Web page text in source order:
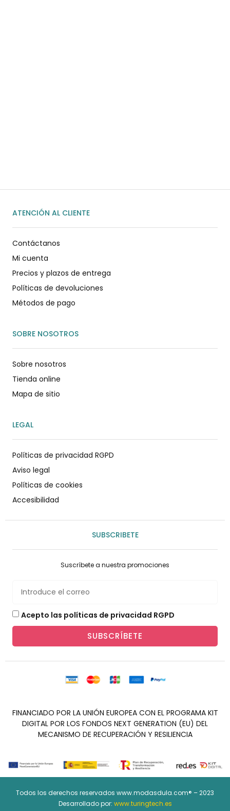
ATENCIÓN AL CLIENTE
Contáctanos
Mi cuenta
Precios y plazos de entrega
Políticas de devoluciones
Métodos de pago
SOBRE NOSOTROS
Sobre nosotros
Tienda online
Mapa de sitio
LEGAL
Políticas de privacidad RGPD
Aviso legal
Políticas de cookies
Accesibilidad
SUBSCRIBETE
Suscríbete a nuestra promociones
Acepto las políticas de privacidad RGPD
SUBSCRÍBETE
FINANCIADO POR LA UNIÓN EUROPEA CON EL PROGRAMA KIT
DIGITAL POR LOS FONDOS NEXT GENERATION (EU) DEL
MECANISMO DE RECUPERACIÓN Y RESILIENCIA
Todos los derechos reservados www.modasdula.com® – 2023
Desarrollado por: www.turingtech.es